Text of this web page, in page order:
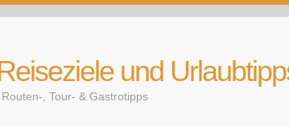
und
, Tour- & Gastrotipps